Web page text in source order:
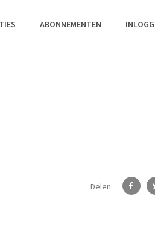
ABONNEMENTEN
Delen: